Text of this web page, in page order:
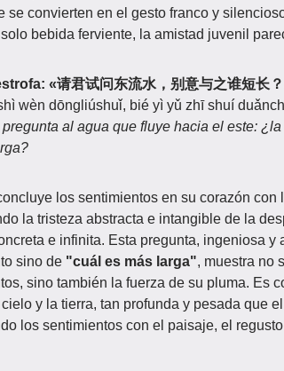
se convierten en el gesto franco y
solo bebida ferviente, la amistad juvenil
«请君试问东流水，别意与之谁短长
wèn dōngliúshuǐ, bié yì yǔ zhī shuí
pregunta al agua que fluye hacia el este:
los sentimientos en su corazón con
la tristeza abstracta e intangible de la
e infinita. Esta pregunta, ingeniosa y
sino de "cuál es más larga", muestra no
sino también la fuerza de su pluma. Es
cielo y la tierra, tan profunda y pesada que
los sentimientos con el paisaje, el